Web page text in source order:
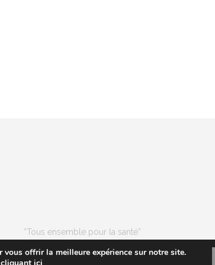
“Tous ensemble pour la santé”
entrées pour les événements ne sont pas remboursables
offrir la meilleure expérience sur notre site.